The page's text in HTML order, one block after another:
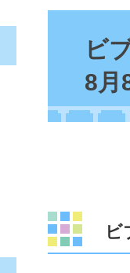
ビ
8月
ビ